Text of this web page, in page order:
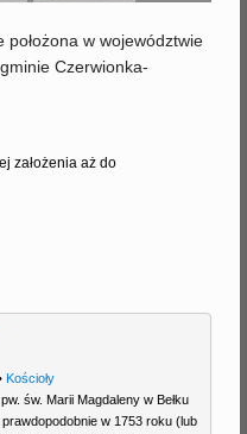
położona w województwie
Czerwionka-
założenia aż do
Kościoły
św. Marii Magdaleny w Bełku
w 1753 roku (lub